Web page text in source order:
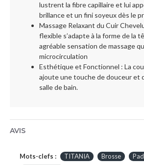
lustrent la fibre capillaire et lui
brillance et un fini soyeux dès le
Massage Relaxant du Cuir
flexible s’adapte à la forme de la
agréable sensation de massage
microcirculation
Esthétique et Fonctionnel : La
ajoute une touche de douceur et
salle de bain.
AVIS
Mots-clefs : TITANIA Brosse